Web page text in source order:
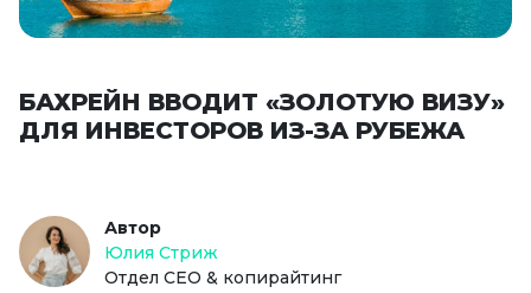
БАХРЕЙН ВВОДИТ «ЗОЛОТУЮ ВИЗУ»
ДЛЯ ИНВЕСТОРОВ ИЗ-ЗА РУБЕЖА
Автор
Юлия Стриж
Отдел СЕО & копирайтинг